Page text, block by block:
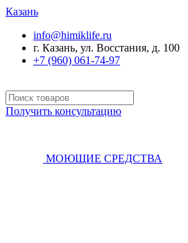
Казань
info@himiklife.ru
г. Казань, ул. Восстания, д. 100
+7 (960) 061-74-97
Получить консультацию
МОЮЩИЕ СРЕДСТВА